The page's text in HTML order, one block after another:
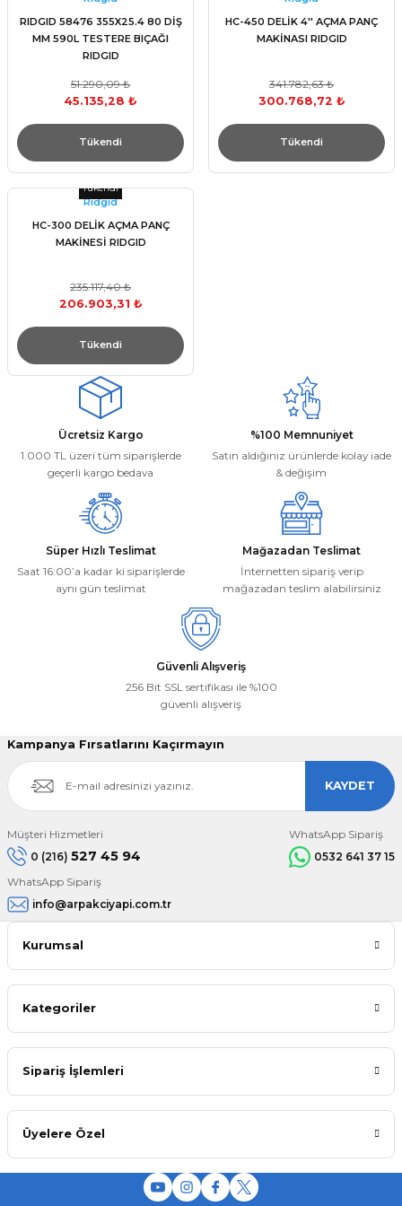
RIDGID 58476 355X25.4 80 DİŞ
MM 590L TESTERE BIÇAĞI
RIDGID
51.290,09 ₺
45.135,28 ₺
Tükendi
HC-450 DELİK 4'' AÇMA PANÇ
MAKİNASI RIDGID
341.782,63 ₺
300.768,72 ₺
Tükendi
Tükendi
Rıdgıd
HC-300 DELİK AÇMA PANÇ
MAKİNESİ RIDGID
235.117,40 ₺
206.903,31 ₺
Tükendi
Ücretsiz Kargo
1.000 TL üzeri tüm siparişlerde
geçerli kargo bedava
%100 Memnuniyet
Satın aldığınız ürünlerde kolay iade
& değişim
Süper Hızlı Teslimat
Saat 16:00’a kadar ki siparişlerde
aynı gün teslimat
Mağazadan Teslimat
İnternetten sipariş verip
mağazadan teslim alabilirsiniz
Güvenli Alışveriş
256 Bit SSL sertifikası ile %100
güvenli alışveriş
Kampanya Fırsatlarını Kaçırmayın
KAYDET
Müşteri Hizmetleri
0 (216) 527 45 94
WhatsApp Sipariş
0532 641 37 15
WhatsApp Sipariş
info@arpakciyapi.com.tr
Kurumsal
Kategoriler
Sipariş İşlemleri
Üyelere Özel